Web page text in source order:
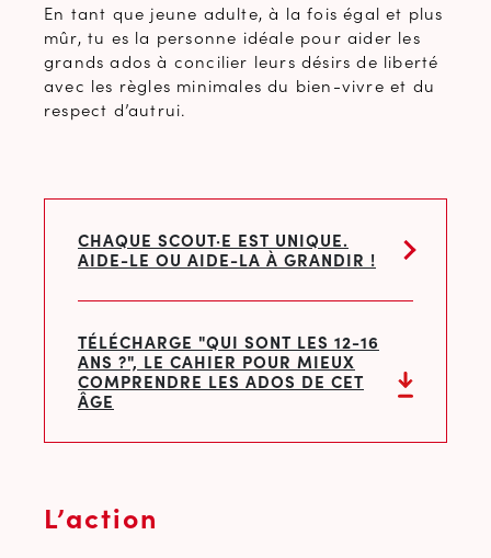
En tant que jeune adulte, à la fois égal et plus
mûr, tu es la personne idéale pour aider les
grands ados à concilier leurs désirs de liberté
avec les règles minimales du bien-vivre et du
respect d’autrui.
CHAQUE SCOUT·E EST UNIQUE.
AIDE-LE OU AIDE-LA À GRANDIR !
TÉLÉCHARGE "QUI SONT LES 12-16
ANS ?", LE CAHIER POUR MIEUX
COMPRENDRE LES ADOS DE CET
ÂGE
L’action